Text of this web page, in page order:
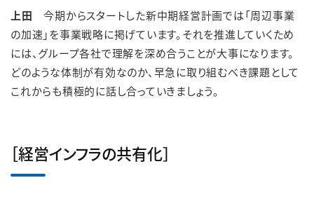
上田 今期からスタートした新中期経営計画では「周辺事業
の加速」を事業戦略に掲げています。それを推進していくため
には、グループ各社で理解を深め合うことが大事になります。
どのような体制が有効なのか、早急に取り組むべき課題として
これからも積極的に話し合っていきましょう。
［経営インフラの共有化］